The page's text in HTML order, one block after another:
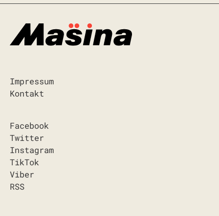
Impressum
Kontakt
Facebook
Twitter
Instagram
TikTok
Viber
RSS